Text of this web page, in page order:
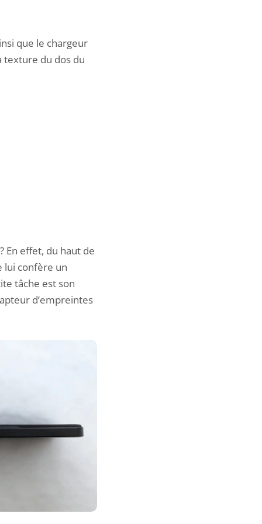
que le chargeur
texture du dos du
En effet, du haut de
lui confère un
tâche est son
d’empreintes